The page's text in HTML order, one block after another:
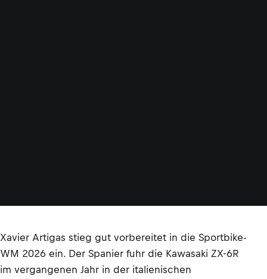
Xavier Artigas stieg gut vorbereitet in die Sportbike-
WM 2026 ein. Der Spanier fuhr die Kawasaki ZX-6R
im vergangenen Jahr in der italienischen